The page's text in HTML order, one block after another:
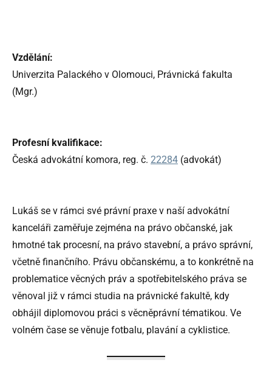
Vzdělání:
Univerzita Palackého v Olomouci, Právnická fakulta
(Mgr.)
Profesní kvalifikace:
Česká advokátní komora, reg. č. 22284 (advokát)
Lukáš se v rámci své právní praxe v naší advokátní
kanceláři zaměřuje zejména na právo občanské, jak
hmotné tak procesní, na právo stavební, a právo správní,
včetně finančního. Právu občanskému, a to konkrétně na
problematice věcných práv a spotřebitelského práva se
věnoval již v rámci studia na právnické fakultě, kdy
obhájil diplomovou práci s věcněprávní tématikou. Ve
volném čase se věnuje fotbalu, plavání a cyklistice.